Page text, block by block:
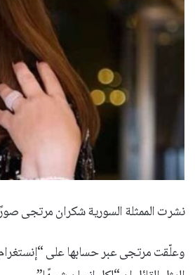
نشرت الممثلة السورية شكران مرتجى صورًا
وعلّقت مرتجى عبر حسابها على